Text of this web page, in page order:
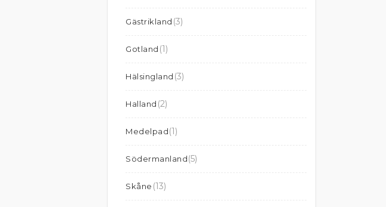
Gästrikland (3)
Gotland (1)
Hälsingland (3)
Halland (2)
Medelpad(1)
Södermanland(5)
Skåne (13)